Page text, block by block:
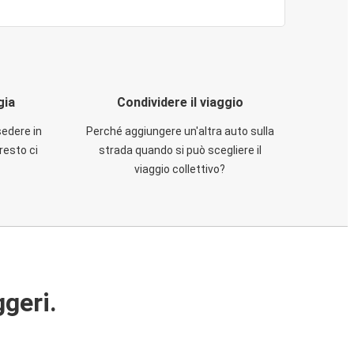
in
ci
Condividere il viaggio
Perché aggiungere un'altra auto sulla
strada quando si può scegliere il
viaggio collettivo?